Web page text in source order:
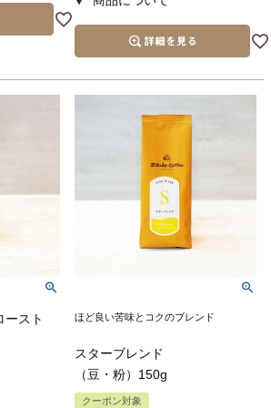
ースト
ほど良い苦味とコクのブレンド
スターブレンド
（豆・粉）150g
クーポン対象